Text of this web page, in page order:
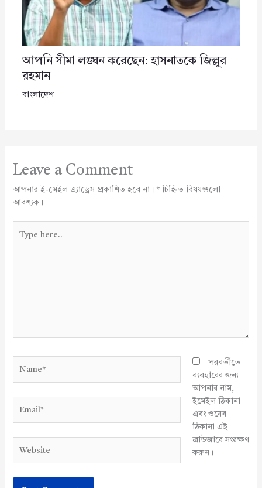
আপনি সীমা লঙ্ঘন করেছেন: হাসনাতকে জিল্লুর
রহমান
বাংলাদেশ
Leave a Comment
আপনার ই-মেইল এ্যাড্রেস প্রকাশিত হবে না। *চিহ্নিত বিষয়গুলো
আবশ্যক।
here..
পরবর্তীতে
ব্যবহারের জন্য
আপনার নাম,
ইমেইল ঠিকানা
এবং ওয়েব
ঠিকানা এই
ব্রাউজারে সংরক্ষণ
করুন।